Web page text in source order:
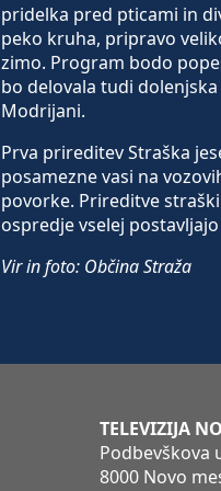
pridelka pred pticami in
peko kruha, pripravo
zimo. Program bodo
bo delovala tudi
Modrijani.
Prva prireditev Straška
posamezne vasi na
povorke. Prireditve
ospredje vselej
Vir in foto: Občina Straža
TELEVIZIJA
Podbevškova
8000 Novo